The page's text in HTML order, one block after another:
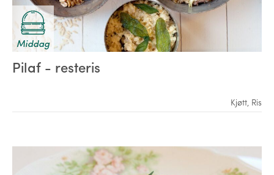
Middag
Pilaf - resteris
Kjøtt, Ris